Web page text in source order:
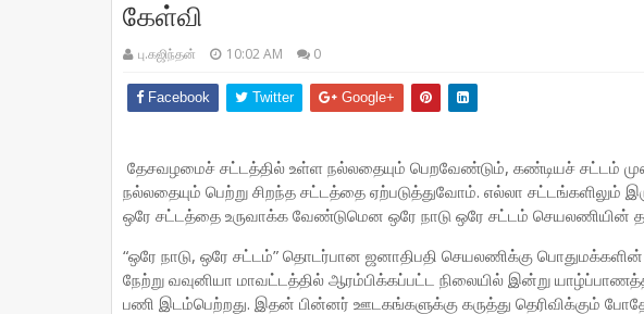
கேள்வி
பு.கஜிந்தன் 10:02 AM 0
Facebook Twitter Google+
தேசவழமைச் சட்டத்தில் உள்ள நல்லதையும் பெறவேண்டும், கண்டியச் சட்டம்
நல்லதையும் பெற்று சிறந்த சட்டத்தை ஏற்படுத்துவோம். எல்லா சட்டங்களிலும்
ஒரே சட்டத்தை உருவாக்க வேண்டுமென ஒரே நாடு ஒரே சட்டம் செயலணியின்
“ஒரே நாடு, ஒரே சட்டம்” தொடர்பான ஜனாதிபதி செயலணிக்கு
நேற்று வவுனியா மாவட்டத்தில் ஆரம்பிக்கப்பட்ட நிலையில் இன்று
பணி இடம்பெற்றது. இதன் பின்னர் ஊடகங்களுக்கு கருத்து தெரிவிக்கும்